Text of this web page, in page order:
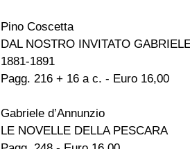
Pino Coscetta
DAL NOSTRO INVITATO
1881-1891
Pagg. 216 + 16 a c. - Euro 16,00
Gabriele d’Annunzio
LE NOVELLE DELLA PESCARA